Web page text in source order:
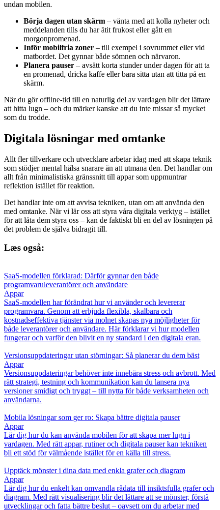
undan mobilen.
Börja dagen utan skärm – vänta med att kolla nyheter och
meddelanden tills du har ätit frukost eller gått en
morgonpromenad.
Inför mobilfria zoner – till exempel i sovrummet eller vid
matbordet. Det gynnar både sömnen och närvaron.
Planera pauser – avsätt korta stunder under dagen för att ta
en promenad, dricka kaffe eller bara sitta utan att titta på en
skärm.
När du gör offline-tid till en naturlig del av vardagen blir det lättare
att hitta lugn – och du märker kanske att du inte missar så mycket
som du trodde.
Digitala lösningar med omtanke
Allt fler tillverkare och utvecklare arbetar idag med att skapa teknik
som stödjer mental hälsa snarare än att utmana den. Det handlar om
allt från minimalistiska gränssnitt till appar som uppmuntrar
reflektion istället för reaktion.
Det handlar inte om att avvisa tekniken, utan om att använda den
med omtanke. När vi lär oss att styra våra digitala verktyg – istället
för att låta dem styra oss – kan de faktiskt bli en del av lösningen på
det problem de själva bidragit till.
Læs også:
SaaS-modellen förklarad: Därför gynnar den både
programvaruleverantörer och användare
Appar
SaaS-modellen har förändrat hur vi använder och levererar
programvara. Genom att erbjuda flexibla, skalbara och
kostnadseffektiva tjänster via molnet skapas nya möjligheter för
både leverantörer och användare. Här förklarar vi hur modellen
fungerar och varför den blivit en ny standard i den digitala eran.
Versionsuppdateringar utan störningar: Så planerar du dem bäst
Appar
Versionsuppdateringar behöver inte innebära stress och avbrott. Med
rätt strategi, testning och kommunikation kan du lansera nya
versioner smidigt och tryggt – till nytta för både verksamheten och
användarna.
Mobila lösningar som ger ro: Skapa bättre digitala pauser
Appar
Lär dig hur du kan använda mobilen för att skapa mer lugn i
vardagen. Med rätt appar, rutiner och digitala pauser kan tekniken
bli ett stöd för välmående istället för en källa till stress.
Upptäck mönster i dina data med enkla grafer och diagram
Appar
Lär dig hur du enkelt kan omvandla rådata till insiktsfulla grafer och
diagram. Med rätt visualisering blir det lättare att se mönster, förstå
utvecklingar och fatta bättre beslut – oavsett om du arbetar med